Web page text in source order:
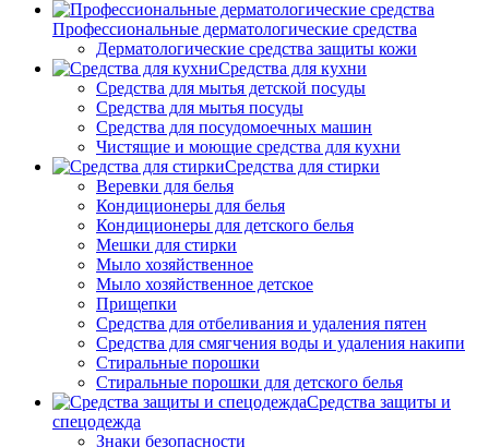
Профессиональные дерматологические средства
Дерматологические средства защиты кожи
Средства для кухни
Средства для мытья детской посуды
Средства для мытья посуды
Средства для посудомоечных машин
Чистящие и моющие средства для кухни
Средства для стирки
Веревки для белья
Кондиционеры для белья
Кондиционеры для детского белья
Мешки для стирки
Мыло хозяйственное
Мыло хозяйственное детское
Прищепки
Средства для отбеливания и удаления пятен
Средства для смягчения воды и удаления накипи
Стиральные порошки
Стиральные порошки для детского белья
Средства защиты и
спецодежда
Знаки безопасности